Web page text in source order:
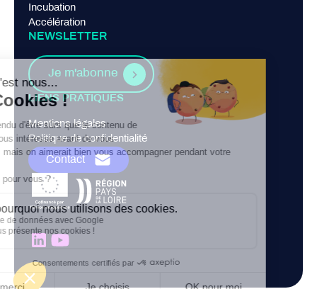
Incubation
Accélération
NEWSLETTER
Je m'abonne
LIENS PRATIQUES
Mentions légales
Politique de confidentialité
Contact